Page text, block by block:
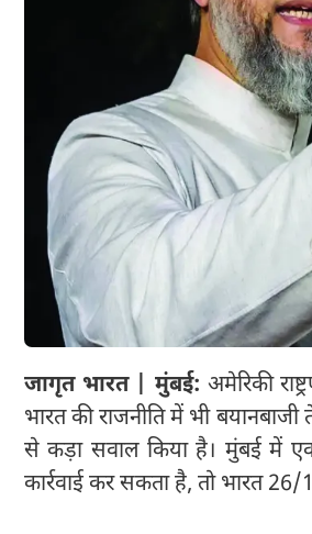
जागृत भारत | मुंबई: अमेरिकी
भारत की राजनीति में भी
से कड़ा सवाल किया है। मुंबई में
कार्रवाई कर सकता है, तो भारत